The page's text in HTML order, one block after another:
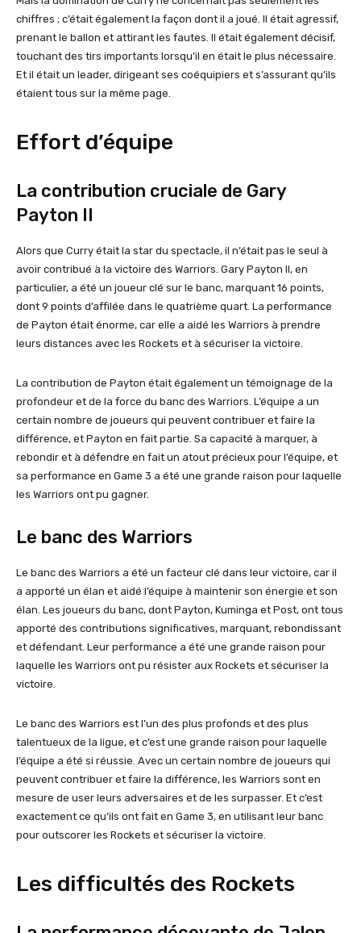
chiffres ; c’était également la façon dont il a joué. Il était agressif,
prenant le ballon et attirant les fautes. Il était également décisif,
touchant des tirs importants lorsqu’il en était le plus nécessaire.
Et il était un leader, dirigeant ses coéquipiers et s’assurant qu’ils
étaient tous sur la même page.
Effort d’équipe
La contribution cruciale de Gary
Payton II
Alors que Curry était la star du spectacle, il n’était pas le seul à
avoir contribué à la victoire des Warriors. Gary Payton II, en
particulier, a été un joueur clé sur le banc, marquant 16 points,
dont 9 points d’affilée dans le quatrième quart. La performance
de Payton était énorme, car elle a aidé les Warriors à prendre
leurs distances avec les Rockets et à sécuriser la victoire.
La contribution de Payton était également un témoignage de la
profondeur et de la force du banc des Warriors. L’équipe a un
certain nombre de joueurs qui peuvent contribuer et faire la
différence, et Payton en fait partie. Sa capacité à marquer, à
rebondir et à défendre en fait un atout précieux pour l’équipe, et
sa performance en Game 3 a été une grande raison pour laquelle
les Warriors ont pu gagner.
Le banc des Warriors
Le banc des Warriors a été un facteur clé dans leur victoire, car il
a apporté un élan et aidé l’équipe à maintenir son énergie et son
élan. Les joueurs du banc, dont Payton, Kuminga et Post, ont tous
apporté des contributions significatives, marquant, rebondissant
et défendant. Leur performance a été une grande raison pour
laquelle les Warriors ont pu résister aux Rockets et sécuriser la
victoire.
Le banc des Warriors est l’un des plus profonds et des plus
talentueux de la ligue, et c’est une grande raison pour laquelle
l’équipe a été si réussie. Avec un certain nombre de joueurs qui
peuvent contribuer et faire la différence, les Warriors sont en
mesure de user leurs adversaires et de les surpasser. Et c’est
exactement ce qu’ils ont fait en Game 3, en utilisant leur banc
pour outscorer les Rockets et sécuriser la victoire.
Les difficultés des Rockets